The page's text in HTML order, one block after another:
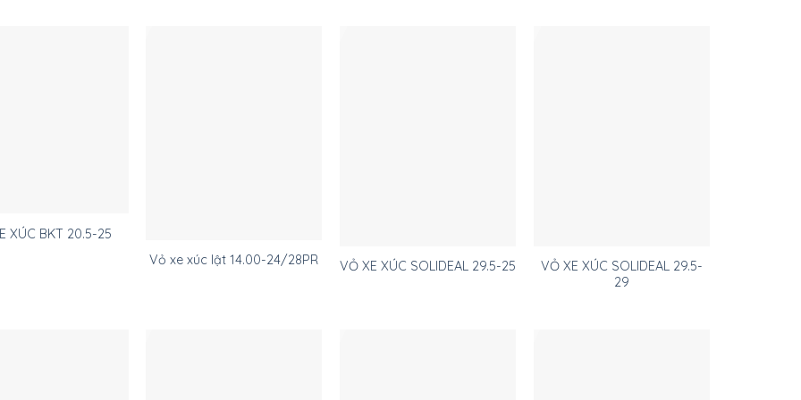
XÚC BKT 20.5-25
Vỏ xe xúc lật 14.00-24/28PR
VỎ XE XÚC SOLIDEAL 29.5-25
VỎ XE XÚC SOLIDEAL 29.5-
29